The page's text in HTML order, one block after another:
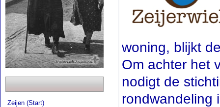
Zeijen (Start)
woning, blijkt
Om achter het
nodigt de
rondwandeling